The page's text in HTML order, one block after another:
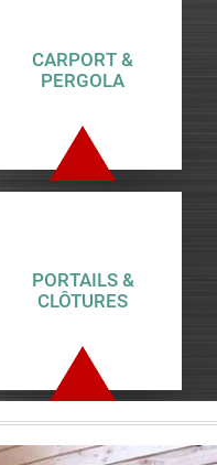
CARPORT &
PERGOLA
PORTAILS &
CLÔTURES